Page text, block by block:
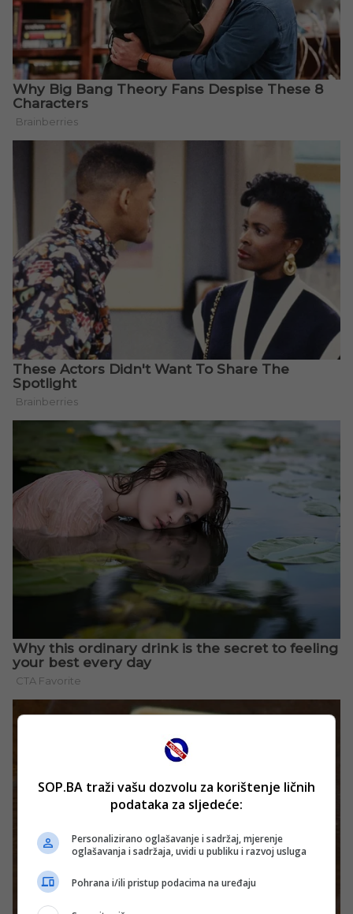
SOP.BA traži vašu dozvolu za korištenje ličnih
podataka za sljedeće:
Personalizirano oglašavanje i sadržaj, mjerenje
oglašavanja i sadržaja, uvidi u publiku i razvoj usluga
Pohrana i/ili pristup podacima na uređaju